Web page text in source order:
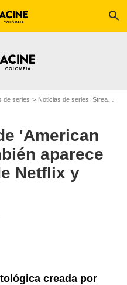
search
de series Noticias de series: Streaming
'American
aparece
Netflix y
creada por